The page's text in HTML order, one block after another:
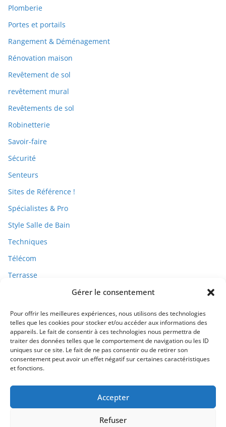
Gérer le consentement
Pour offrir les meilleures expériences, nous utilisons des technologies
telles que les cookies pour stocker et/ou accéder aux informations des
appareils. Le fait de consentir à ces technologies nous permettra de
traiter des données telles que le comportement de navigation ou les ID
uniques sur ce site. Le fait de ne pas consentir ou de retirer son
consentement peut avoir un effet négatif sur certaines caractéristiques
et fonctions.
Accepter
Refuser
Plomberie
Portes et portails
Rangement & Déménagement
Rénovation maison
Revêtement de sol
revêtement mural
Revêtements de sol
Robinetterie
Savoir-faire
Sécurité
Senteurs
Sites de Référence !
Spécialistes & Pro
Style Salle de Bain
Techniques
Télécom
Terrasse